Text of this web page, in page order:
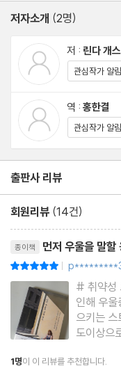
거나 환자를 치료한 방법
사람들에게 가슴 깊은
한 조언을 들려준다.
린다 개스크의 용감한
줄을 이었다. 특히 자기
전공을 선택하는 데 자
었다고 말하는 의대생도
다.
흔히 우울증 환자는 자
정확하게 표현하는 것을
지나온 환자로서의 회
가 교차하는 이 책의 구
에필로그
용어 설명
저자소개 (2명)
저 : 린다 개
관심작가 알
역 : 홍한결
관심작가 알
출판사 리뷰
회원리뷰 (14건)
종이책 먼저 우울을 말할
|
# 취약성
인해 우울
으키는 스
도이상으
아오는
점점 두렵
1명이 이 리뷰를 추천합니다.